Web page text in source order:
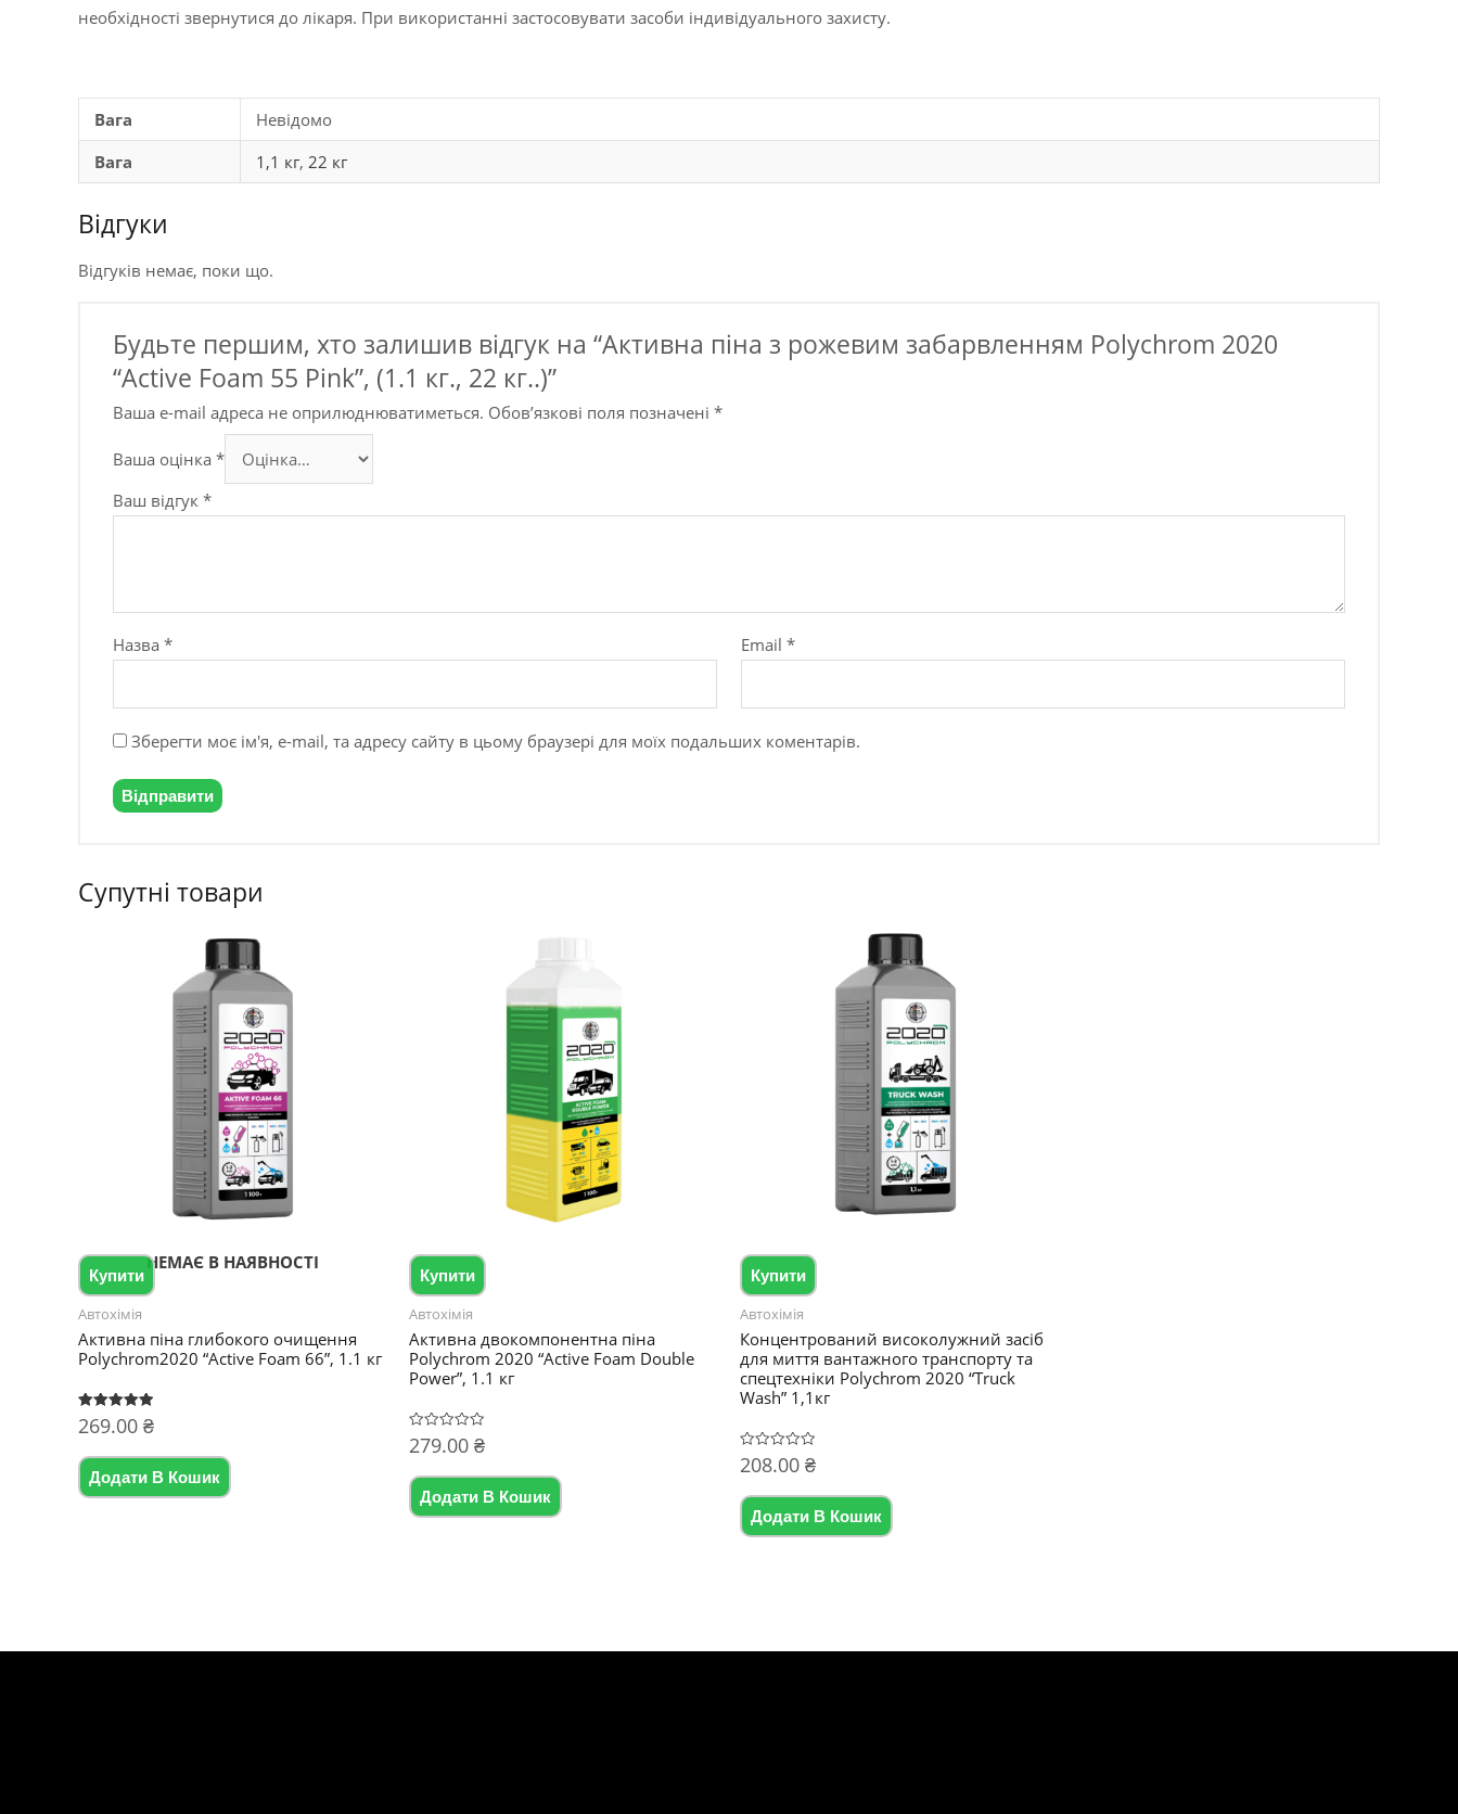
необхідності звернутися до лікаря. При використанні застосовувати засоби індивідуального захисту.
Вага
Невідомо
Вага
1,1 кг, 22 кг
Відгуки
Відгуків немає, поки що.
Будьте першим, хто залишив відгук на “Активна піна з рожевим забарвленням Polychrom 2020
“Active Foam 55 Pink”, (1.1 кг., 22 кг..)”
Ваша e-mail адреса не оприлюднюватиметься. Обов’язкові поля позначені *
Ваша оцінка *
Ваш відгук *
Назва * Email*
Зберегти моє ім'я, e-mail, та адресу сайту в цьому браузері для моїх подальших коментарів.
Супутні товари
НЕМАЄ В НАЯВНОСТІ
Купити
Автохімія
Активна піна глибокого очищення
Polychrom2020 “Active Foam 66”, 1.1 кг
Оцінено в
5.00
269.00 ₴
Додати В Кошик
Купити
Автохімія
Активна двокомпонентна піна
Polychrom 2020 “Active Foam Double
Power”, 1.1 кг
Оцінено
в
з
279.00 ₴
Додати В Кошик
Купити
Автохімія
Концентрований високолужний засіб
для миття вантажного транспорту та
спецтехніки Polychrom 2020 “Truck
Wash” 1,1кг
Оцінено
в
з
208.00 ₴
Додати В Кошик